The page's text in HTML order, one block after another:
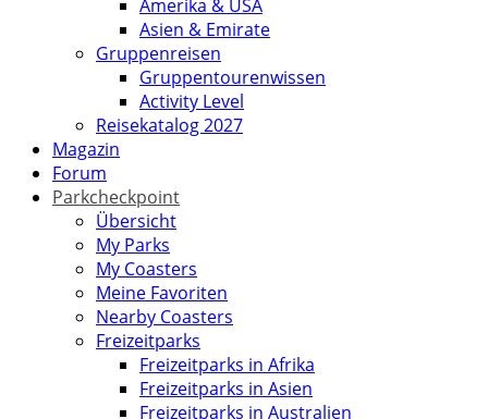
Amerika & USA
Asien & Emirate
Gruppenreisen
Gruppentourenwissen
Activity Level
Reisekatalog 2027
Magazin
Forum
Parkcheckpoint
Übersicht
My Parks
My Coasters
Meine Favoriten
Nearby Coasters
Freizeitparks
Freizeitparks in Afrika
Freizeitparks in Asien
Freizeitparks in Australien